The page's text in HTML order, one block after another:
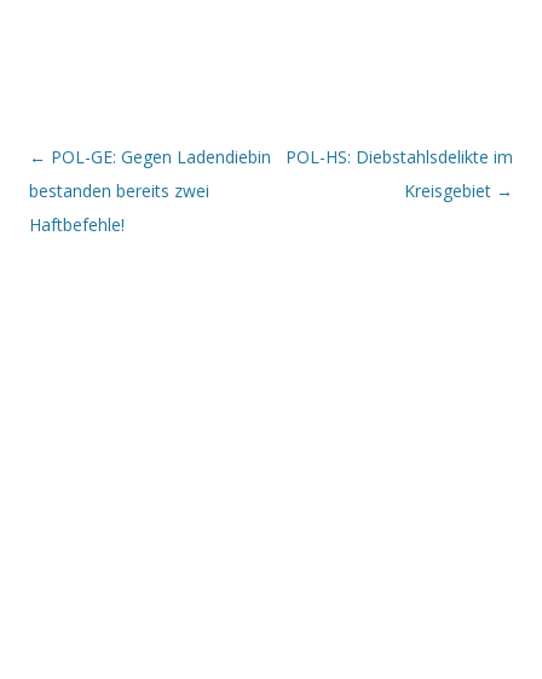
Beitrags-Navigation
← POL-GE: Gegen Ladendiebin
bestanden bereits zwei
Haftbefehle!
POL-HS: Diebstahlsdelikte im
Kreisgebiet →